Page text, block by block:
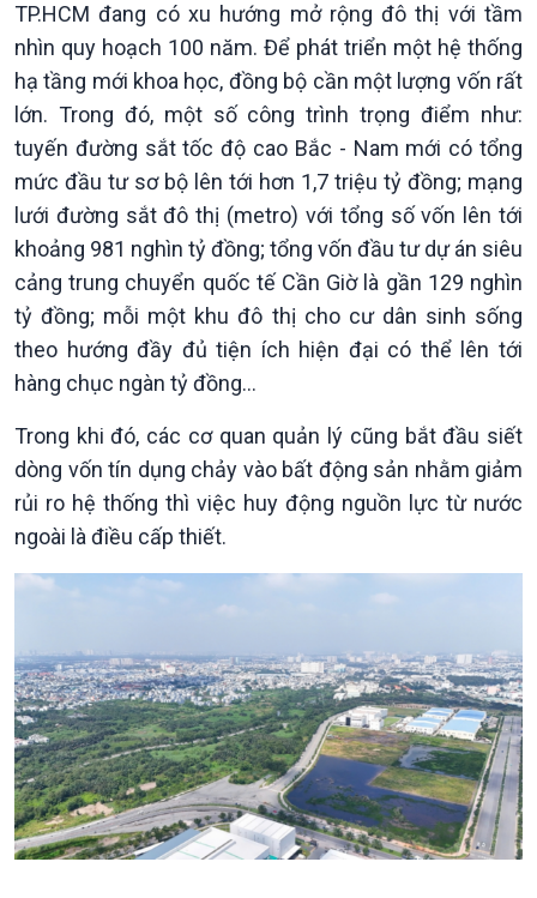
Chính trị
Tin Chính trị
Chính phủ với người dân
Quốc hội với cử tri
Xây dựng đảng
Đảng trong cuộc sống
Nhận diện sự thật
Pháp luật và đời sống
Thế giới
Tin thế giới
Vấn đề quốc tế
Hồ sơ sự kiện quốc tế
Thế giới & Việt Nam
Biên cương - Một dải vững
bền
Tin Kinh tế
Trước giờ mở cửa
Dòng chảy Kinh tế
Sức sống hàng Việt
Tuyên chiến với gian lận
Tin Nông nghiệp & Biển
đảo
Mùa vàng
đảo
Xã hội
Tin Đời sống & Xã hội
Khoa học & Công nghệ
Tin Khoa học & Công nghệ
TP.HCM đang có xu hướng mở rộng đô thị với tầm
nhìn quy hoạch 100 năm. Để phát triển một hệ thống
hạ tầng mới khoa học, đồng bộ cần một lượng vốn rất
lớn. Trong đó, một số công trình trọng điểm như:
tuyến đường sắt tốc độ cao Bắc - Nam mới có tổng
mức đầu tư sơ bộ lên tới hơn 1,7 triệu tỷ đồng; mạng
lưới đường sắt đô thị (metro) với tổng số vốn lên tới
khoảng 981 nghìn tỷ đồng; tổng vốn đầu tư dự án siêu
cảng trung chuyển quốc tế Cần Giờ là gần 129 nghìn
tỷ đồng; mỗi một khu đô thị cho cư dân sinh sống
theo hướng đầy đủ tiện ích hiện đại có thể lên tới
hàng chục ngàn tỷ đồng…
Trong khi đó, các cơ quan quản lý cũng bắt đầu siết
dòng vốn tín dụng chảy vào bất động sản nhằm giảm
rủi ro hệ thống thì việc huy động nguồn lực từ nước
ngoài là điều cấp thiết.